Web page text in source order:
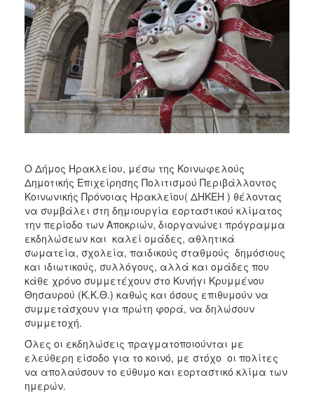
2012
2011
2010
2006
ΠΟΛΙΤΙΣΜΟΣ
ΑΝΘΕΚΤΙΚΗ
ΠΟΛΗ
Ο Δήμος Ηρακλείου, μέσω της Κοινωφελούς
Δημοτικής Επιχείρησης Πολιτισμού Περιβάλλοντος
Κοινωνικής Πρόνοιας Ηρακλείου( ΔΗΚΕΗ ) θέλοντας
να συμβάλει στη δημιουργία εορταστικού κλίματος
την περίοδο των Αποκριών, διοργανώνει πρόγραμμα
εκδηλώσεων και καλεί ομάδες, αθλητικά
σωματεία, σχολεία, παιδικούς σταθμούς δημόσιους
και ιδιωτικούς, συλλόγους, αλλά και ομάδες που
κάθε χρόνο συμμετέχουν στο Κυνήγι Κρυμμένου
Θησαυρού (Κ.Κ.Θ.) καθώς και όσους επιθυμούν να
συμμετάσχουν για πρώτη φορά, να δηλώσουν
συμμετοχή.
Όλες οι εκδηλώσεις πραγματοποιούνται με
ελεύθερη είσοδο για το κοινό, με στόχο οι πολίτες
να απολαύσουν το εύθυμο και εορταστικό κλίμα των
ημερών.